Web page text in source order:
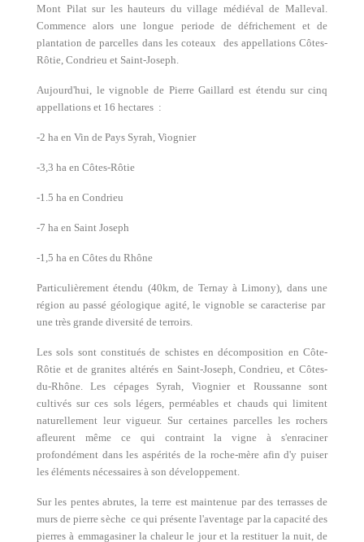
Mont Pilat sur les hauteurs du village médiéval de Malleval.
Commence alors une longue periode de défrichement et de
plantation de parcelles dans les coteaux des appellations Côtes-
Rôtie, Condrieu et Saint-Joseph.
Aujourd'hui, le vignoble de Pierre Gaillard est étendu sur cinq
appellations et 16 hectares :
-2 ha en Vin de Pays Syrah, Viognier
-3,3 ha en Côtes-Rôtie
-1.5 ha en Condrieu
-7 ha en Saint Joseph
-1,5 ha en Côtes du Rhône
Particulièrement étendu (40km, de Ternay à Limony), dans une
région au passé géologique agité, le vignoble se caracterise par
une très grande diversité de terroirs.
Les sols sont constitués de schistes en décomposition en Côte-
Rôtie et de granites altérés en Saint-Joseph, Condrieu, et Côtes-
du-Rhône. Les cépages Syrah, Viognier et Roussanne sont
cultivés sur ces sols légers, perméables et chauds qui limitent
naturellement leur vigueur. Sur certaines parcelles les rochers
afleurent même ce qui contraint la vigne à s'enraciner
profondément dans les aspérités de la roche-mère afin d'y puiser
les éléments nécessaires à son développement.
Sur les pentes abrutes, la terre est maintenue par des terrasses de
murs de pierre sèche ce qui présente l'aventage par la capacité des
pierres à emmagasiner la chaleur le jour et la restituer la nuit, de